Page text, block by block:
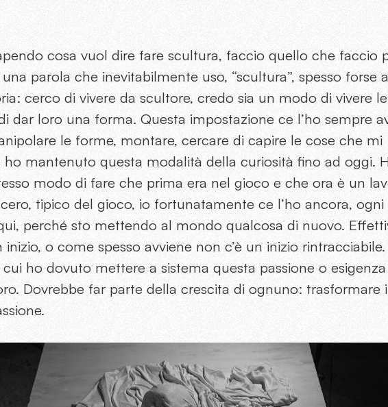
cosa vuol dire fare scultura, faccio quello che faccio
parola che inevitabilmente uso, “scultura”, spesso forse
cerco di vivere da scultore, credo sia un modo di vivere
dar loro una forma. Questa impostazione ce l’ho sempre
le forme, montare, cercare di capire le cose che mi
ho mantenuto questa modalità della curiosità fino ad oggi.
modo di fare che prima era nel gioco e che ora è un
tipico del gioco, io fortunatamente ce l’ho ancora,
perché sto mettendo al mondo qualcosa di nuovo.
inizio, o come spesso avviene non c’è un inizio rintracciabile.
ho dovuto mettere a sistema questa passione o
Dovrebbe far parte della crescita di ognuno: trasformare